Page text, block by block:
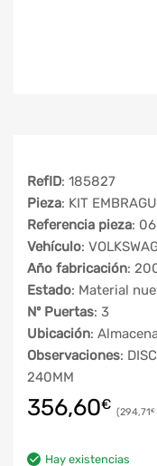
RefID: 185827
Pieza: KIT
Referencia pieza:
Vehículo:
Año fabricación:
Estado: Material
Nº Puertas: 3
Ubicación:
Observaciones:
240MM
356,60€ 294,71€
Hay existencias